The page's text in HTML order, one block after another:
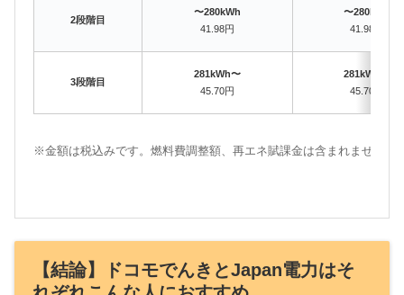
2段階目
〜280kWh
41.98円
〜280kWh
41.98円
3段階目
281kWh〜
45.70円
281kWh〜
45.70円
※金額は税込みです。燃料費調整額、再エネ賦課金は含まれません。
【結論】ドコモでんきとJapan電力はそ